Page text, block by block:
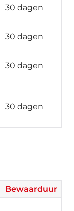
30 dagen
30 dagen
30 dagen
30 dagen
Bewaarduur